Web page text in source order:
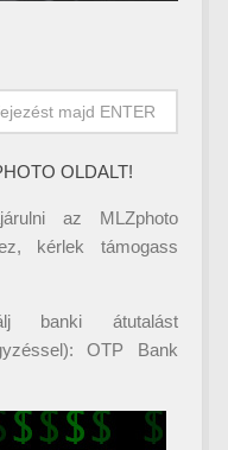
OLDALT!
az MLZphoto
kérlek támogass
banki átutalást
OTP Bank